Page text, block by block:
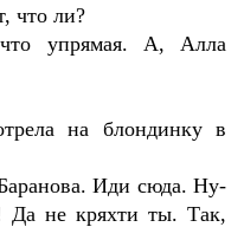
что ли?
упрямая. А, Алла
на блондинку в
Иди сюда. Ну-
не кряхти ты. Так,